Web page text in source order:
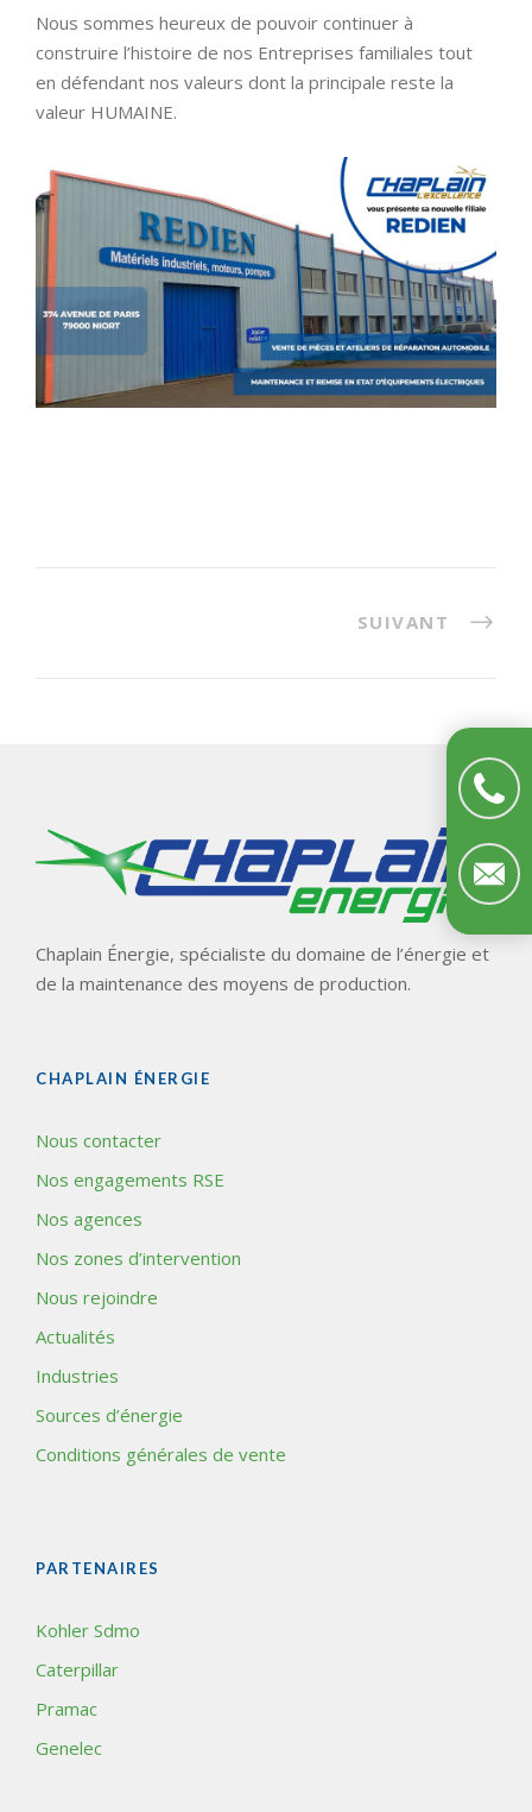
Nous sommes heureux de pouvoir continuer à
construire l’histoire de nos Entreprises familiales tout
en défendant nos valeurs dont la principale reste la
valeur HUMAINE.
SUIVANT
Chaplain Énergie, spécialiste du domaine de l’énergie et
de la maintenance des moyens de production.
CHAPLAIN ÉNERGIE
Nous contacter
Nos engagements RSE
Nos agences
Nos zones d’intervention
Nous rejoindre
Actualités
Industries
Sources d’énergie
Conditions générales de vente
PARTENAIRES
Kohler Sdmo
Caterpillar
Pramac
Genelec